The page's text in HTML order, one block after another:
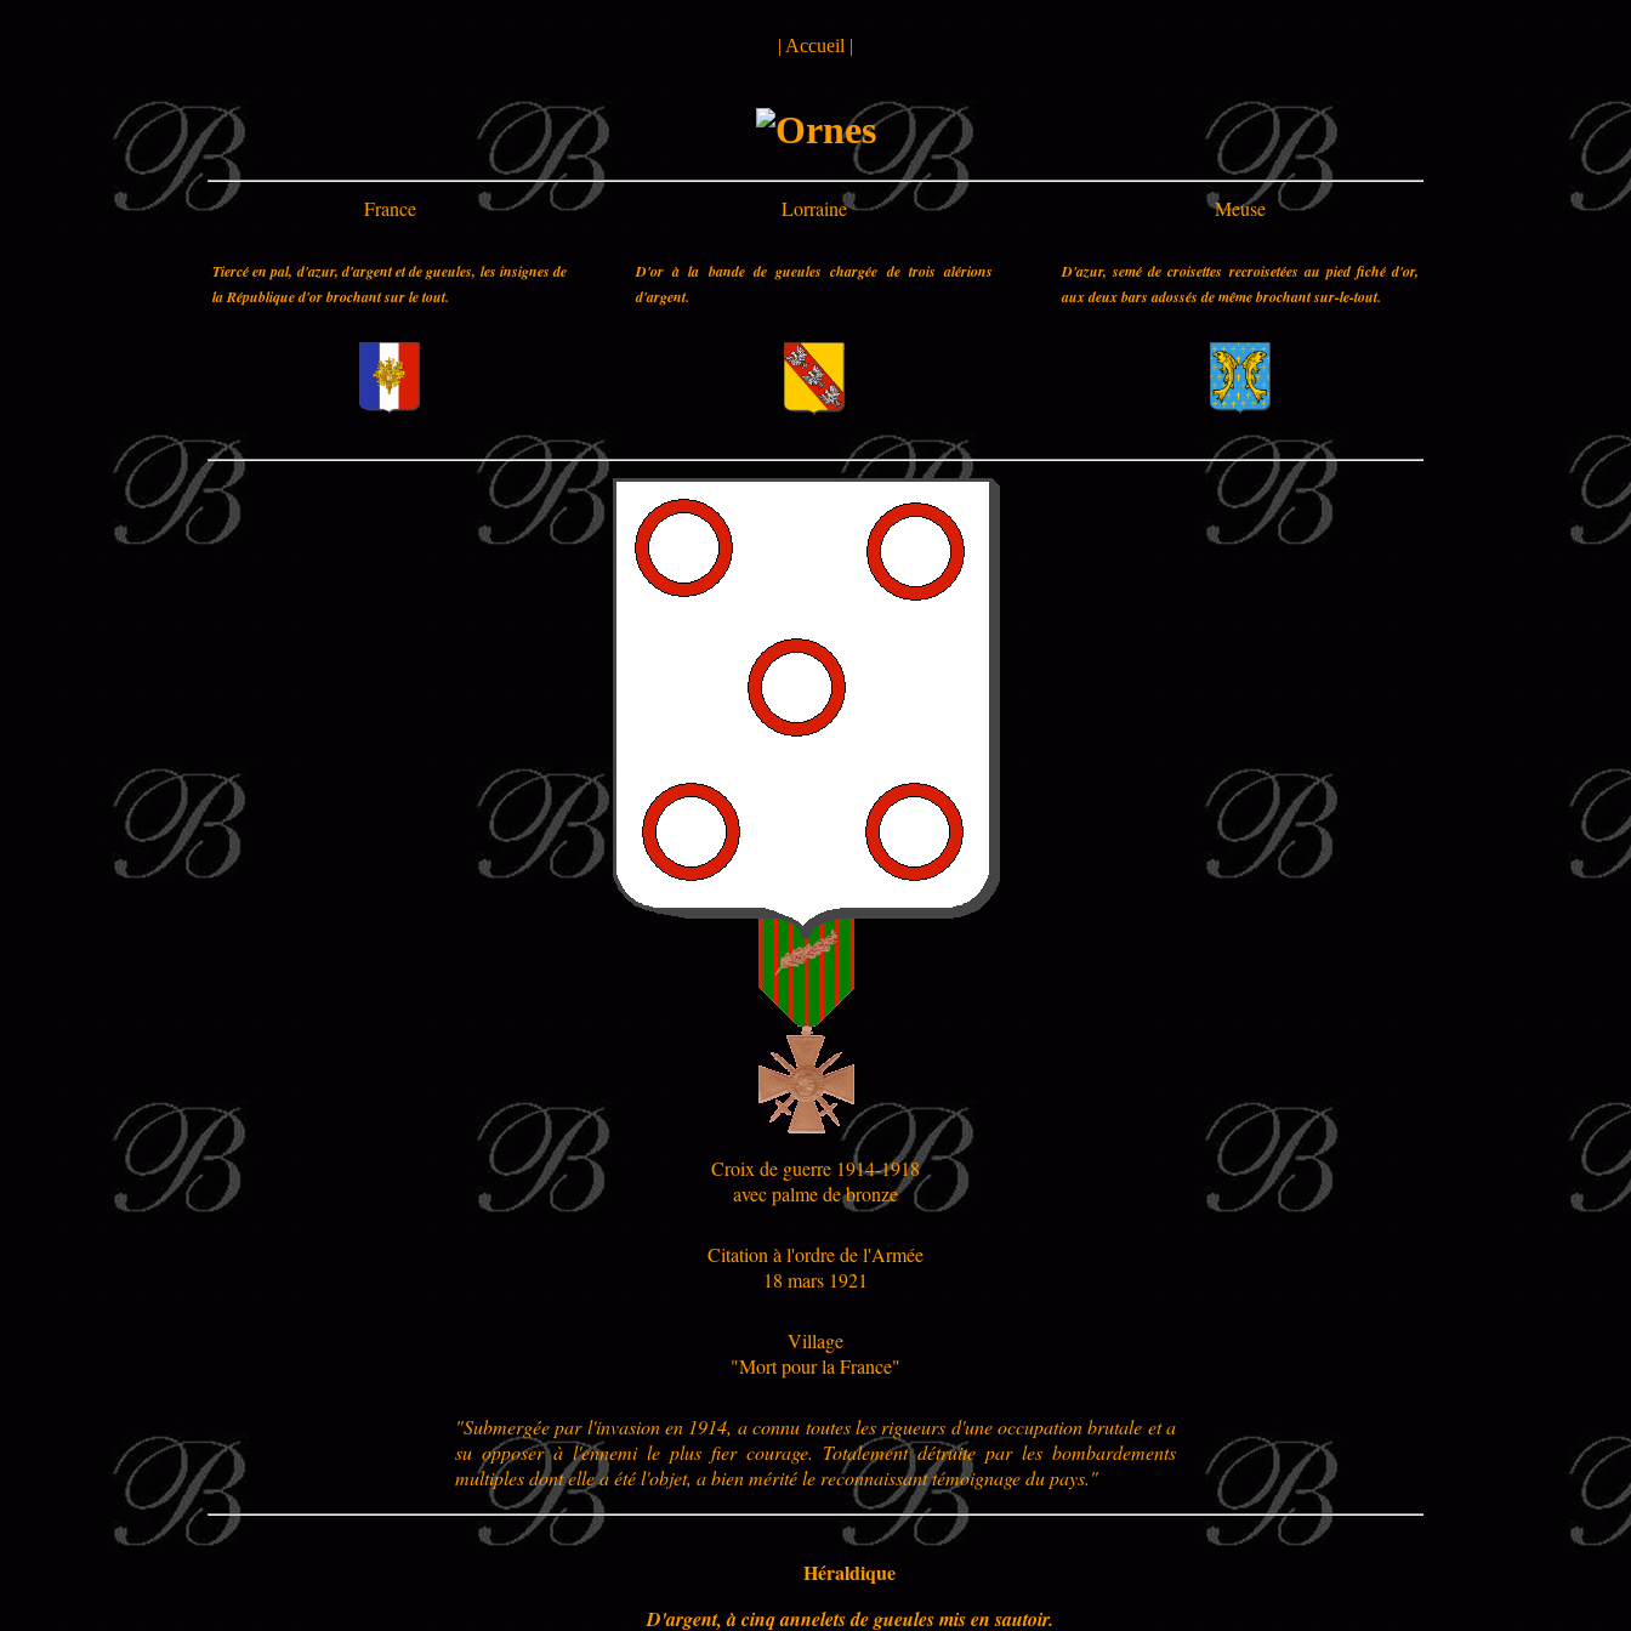
| Accueil |
France Lorraine Meuse
Tiercé en pal, d'azur, d'argent et de gueules, les insignes de
la République d'or brochant sur le tout.
D'or à la bande de gueules chargée de trois alérions
d'argent.
D'azur, semé de croisettes recroisetées au pied fiché d'or,
aux deux bars adossés de même brochant sur-le-tout.
Croix de guerre 1914-1918
avec palme de bronze
Citation à l'ordre de l'Armée
18 mars 1921
Village
"Mort pour la France"
"Submergée par l'invasion en 1914, a connu toutes les rigueurs d'une occupation brutale et a
su opposer à l'ennemi le plus fier courage. Totalement détruite par les bombardements
multiples dont elle a été l'objet, a bien mérité le reconnaissant témoignage du pays."
Héraldique
D'argent, à cinq annelets de gueules mis en sautoir.